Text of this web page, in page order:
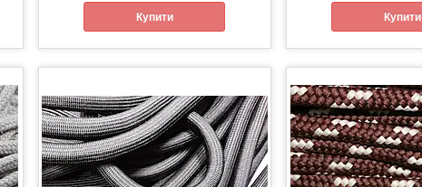
Купити Купити